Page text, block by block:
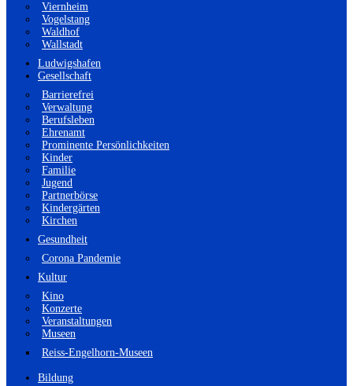
Viernheim
Vogelstang
Waldhof
Wallstadt
Ludwigshafen
Gesellschaft
Barrierefrei
Verwaltung
Berufsleben
Ehrenamt
Prominente Persönlichkeiten
Kinder
Familie
Jugend
Partnerbörse
Kindergärten
Kirchen
Gesundheit
Corona Pandemie
Kultur
Kino
Konzerte
Veranstaltungen
Museen
Reiss-Engelhorn-Museen
Bildung